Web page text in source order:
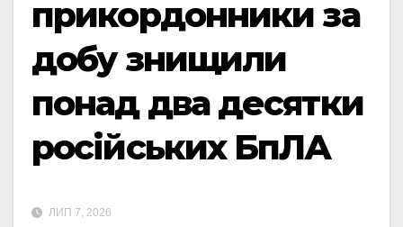
прикордонники за
добу знищили
понад два десятки
російських БпЛА
ЛИП 7, 2026